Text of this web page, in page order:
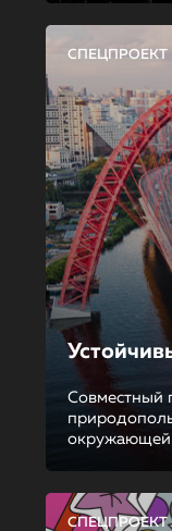
СПЕЦПРОЕКТ
Совместный
окружающей
СПЕЦПРОЕКТ